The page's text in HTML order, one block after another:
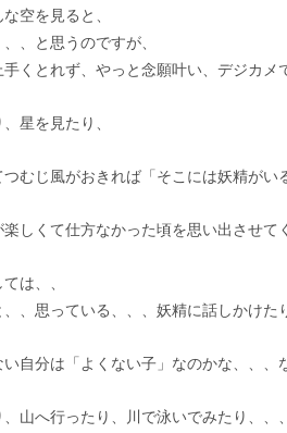
空を見ると、
、と思うのですが、
くとれず、やっと念願叶い、デジカメ
星を見たり、
むじ風がおきれば「そこには妖精がい
しくて仕方なかった頃を思い出させて
は、、
、思っている、、、妖精に話しかけた
自分は「よくない子」なのかな、、、
山へ行ったり、川で泳いでみたり、、、